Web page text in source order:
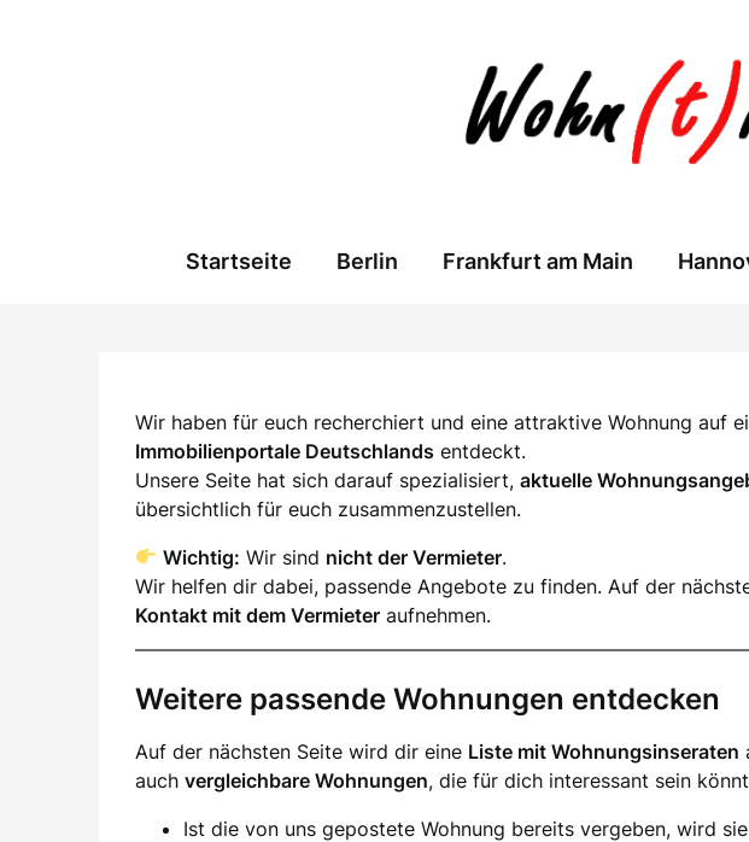
Startseite Berlin Frankfurt am Main
Wir haben für euch recherchiert und eine attraktive Wohnung auf
Immobilienportale Deutschlands entdeckt.
Unsere Seite hat sich darauf spezialisiert, aktuelle
übersichtlich für euch zusammenzustellen.
Wichtig: Wir sind nicht der Vermieter.
Wir helfen dir dabei, passende Angebote zu finden. Auf der
Kontakt mit dem Vermieter aufnehmen.
Weitere passende Wohnungen entdecken
Auf der nächsten Seite wird dir eine Liste mit Wohnungsinseraten
auch vergleichbare Wohnungen, die für dich interessant sein
Ist die von uns gepostete Wohnung bereits vergeben, wird